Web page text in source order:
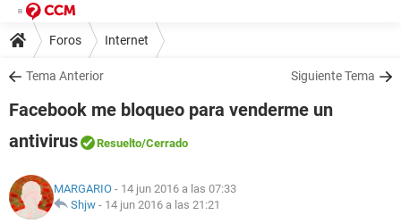
Foros Internet
Tema Anterior Siguiente Tema
Facebook me bloqueo para venderme un
antivirus
Resuelto/Cerrado
MARGARIO - 14 jun 2016 a las 07:33
Shjw - 14 jun 2016 a las 21:21